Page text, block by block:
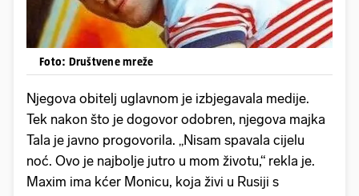
Foto: Društvene mreže
Njegova obitelj uglavnom je izbjegavala medije.
Tek nakon što je dogovor odobren, njegova majka
Tala je javno progovorila. „Nisam spavala cijelu
noć. Ovo je najbolje jutro u mom životu,“ rekla je.
Maxim ima kćer Monicu, koja živi u Rusiji s